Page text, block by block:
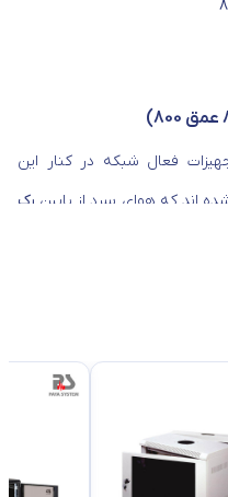
فعال شبکه در کنار این
اند که هوای سرد از پایین رک
در نظر گرفته شده درکنار رک
توسط فن های تعبیه شده، از
در شبکه های در سطح کوچک
عمق 800)